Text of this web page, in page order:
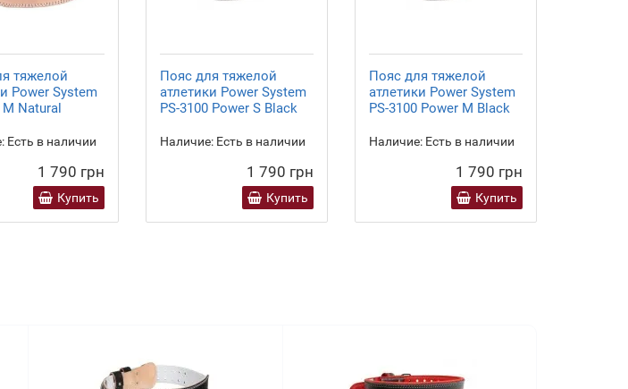
тяжелой
Power System
M Natural
Есть в наличии
1 790 грн
Купить
Пояс для тяжелой
атлетики Power System
PS-3100 Power S Black
Наличие: Есть в наличии
1 790 грн
Купить
Пояс для тяжелой
атлетики Power System
PS-3100 Power M Black
Наличие: Есть в наличии
1 790 грн
Купить